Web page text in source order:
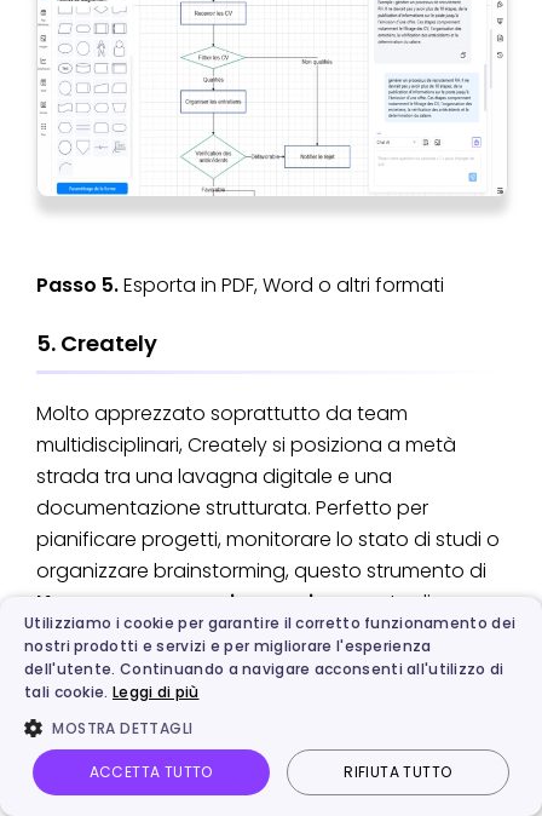
Passo 5.Esporta in PDF, Word o altri formati
5. Creately
Molto apprezzato soprattutto da team
multidisciplinari, Creately si posiziona a metà
strada tra una lavagna digitale e una
documentazione strutturata. Perfetto per
pianificare progetti, monitorare lo stato di studi o
organizzare brainstorming, questo strumento di
IA per creare organigrammi consente di
mappare idee facilmente, sotto forma di
mindmap o workflow dinamici.
Utilizziamo i cookie per garantire il corretto funzionamento dei
nostri prodotti e servizi e per migliorare l'esperienza
dell'utente. Continuando a navigare acconsenti all'utilizzo di
tali cookie. Leggi di più
MOSTRA DETTAGLI
ACCETTA TUTTO RIFIUTA TUTTO